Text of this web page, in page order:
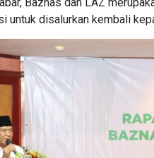
untuk disalurkan kembali